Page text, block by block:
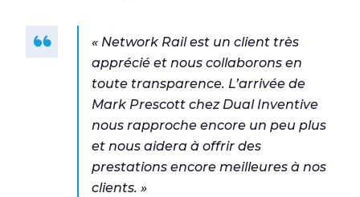
« Network Rail est un client très
apprécié et nous collaborons en
toute transparence. L’arrivée de
Mark Prescott chez Dual Inventive
nous rapproche encore un peu plus
et nous aidera à offrir des
prestations encore meilleures à nos
clients. »